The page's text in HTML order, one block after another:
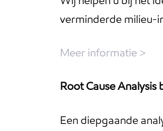
verminderde milieu-
Meer informatie >
Root Cause Analysis
Een diepgaande